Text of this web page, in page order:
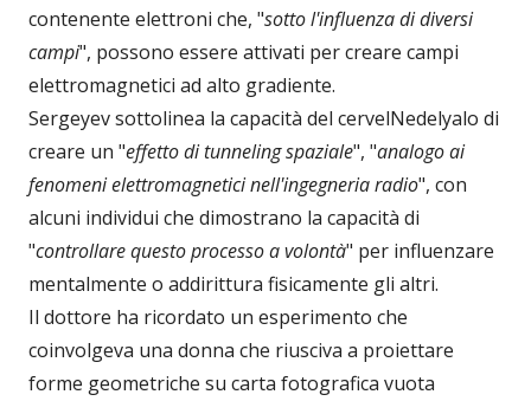
contenente elettroni che, "sotto l'influenza di diversi
campi", possono essere attivati per creare campi
elettromagnetici ad alto gradiente.
Sergeyev sottolinea la capacità del cervelNedelyalo di
creare un "effetto di tunneling spaziale", "analogo ai
fenomeni elettromagnetici nell'ingegneria radio", con
alcuni individui che dimostrano la capacità di
"controllare questo processo a volontà" per influenzare
mentalmente o addirittura fisicamente gli altri.
Il dottore ha ricordato un esperimento che
coinvolgeva una donna che riusciva a proiettare
forme geometriche su carta fotografica vuota